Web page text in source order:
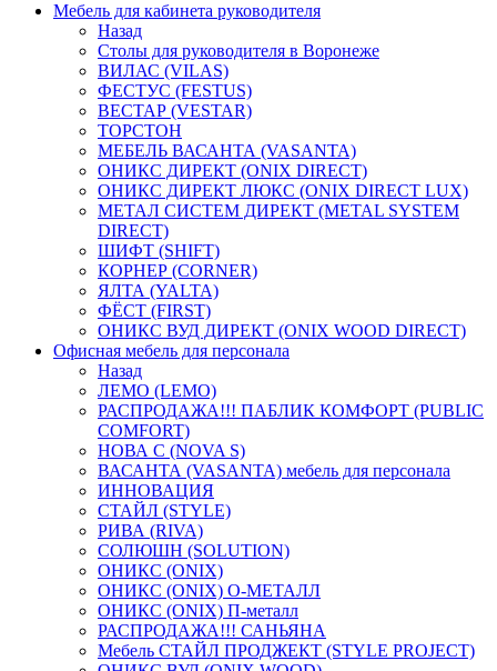
Мебель для кабинета руководителя
Назад
Столы для руководителя в Воронеже
ВИЛАС (VILAS)
ФЕСТУС (FESTUS)
ВЕСТАР (VESTAR)
ТОРСТОН
МЕБЕЛЬ ВАСАНТА (VASANTA)
ОНИКС ДИРЕКТ (ONIX DIRECT)
ОНИКС ДИРЕКТ ЛЮКС (ONIX DIRECT LUX)
МЕТАЛ СИСТЕМ ДИРЕКТ (METAL SYSTEM
DIRECT)
ШИФТ (SHIFT)
КОРНЕР (CORNER)
ЯЛТА (YALTA)
ФЁСТ (FIRST)
ОНИКС ВУД ДИРЕКТ (ONIX WOOD DIRECT)
Офисная мебель для персонала
Назад
ЛЕМО (LEMO)
РАСПРОДАЖА!!! ПАБЛИК КОМФОРТ (PUBLIC
COMFORT)
НОВА С (NOVA S)
ВАСАНТА (VASANTA) мебель для персонала
ИННОВАЦИЯ
СТАЙЛ (STYLE)
РИВА (RIVA)
СОЛЮШН (SOLUTION)
ОНИКС (ONIX)
ОНИКС (ONIX) O-МЕТАЛЛ
ОНИКС (ONIX) П-металл
РАСПРОДАЖА!!! САНЬЯНА
Мебель СТАЙЛ ПРОДЖЕКТ (STYLE PROJECT)